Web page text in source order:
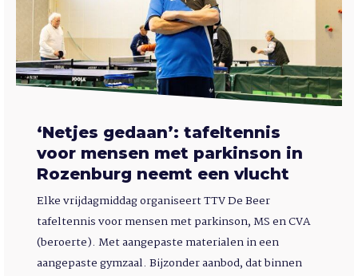
‘Netjes gedaan’: tafeltennis
voor mensen met parkinson in
Rozenburg neemt een vlucht
Elke vrijdagmiddag organiseert TTV De Beer
tafeltennis voor mensen met parkinson, MS en CVA
(beroerte). Met aangepaste materialen in een
aangepaste gymzaal. Bijzonder aanbod, dat binnen